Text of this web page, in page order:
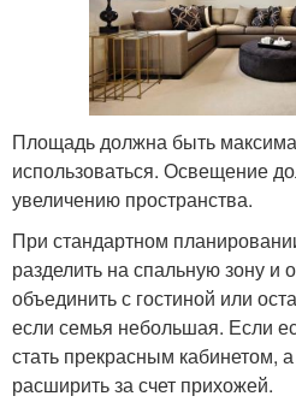
Площадь должна быть
использоваться. Освещение
увеличению пространства.
При стандартном
разделить на спальную зону
объединить с гостиной или
если семья небольшая. Если
стать прекрасным кабинетом,
расширить за счет прихожей.